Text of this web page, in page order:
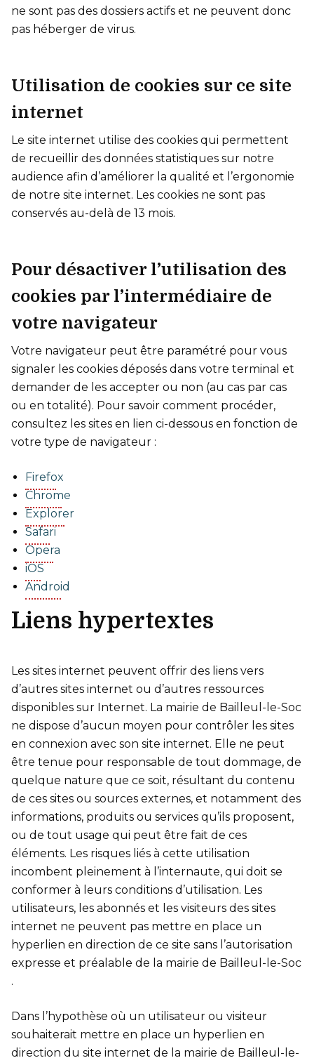
ne sont pas des dossiers actifs et ne peuvent donc
pas héberger de virus.
Utilisation de cookies sur ce site
internet
Le site internet utilise des cookies qui permettent
de recueillir des données statistiques sur notre
audience afin d’améliorer la qualité et l’ergonomie
de notre site internet. Les cookies ne sont pas
conservés au-delà de 13 mois.
Pour désactiver l’utilisation des
cookies par l’intermédiaire de
votre navigateur
Votre navigateur peut être paramétré pour vous
signaler les cookies déposés dans votre terminal et
demander de les accepter ou non (au cas par cas
ou en totalité). Pour savoir comment procéder,
consultez les sites en lien ci-dessous en fonction de
votre type de navigateur :
Firefox
Chrome
Explorer
Safari
Opera
iOS
Android
Liens hypertextes
Les sites internet peuvent offrir des liens vers
d’autres sites internet ou d’autres ressources
disponibles sur Internet. La mairie de Bailleul-le-Soc
ne dispose d’aucun moyen pour contrôler les sites
en connexion avec son site internet. Elle ne peut
être tenue pour responsable de tout dommage, de
quelque nature que ce soit, résultant du contenu
de ces sites ou sources externes, et notamment des
informations, produits ou services qu’ils proposent,
ou de tout usage qui peut être fait de ces
éléments. Les risques liés à cette utilisation
incombent pleinement à l’internaute, qui doit se
conformer à leurs conditions d’utilisation. Les
utilisateurs, les abonnés et les visiteurs des sites
internet ne peuvent pas mettre en place un
hyperlien en direction de ce site sans l’autorisation
expresse et préalable de la mairie de Bailleul-le-Soc
.
Dans l’hypothèse où un utilisateur ou visiteur
souhaiterait mettre en place un hyperlien en
direction du site internet de la mairie de Bailleul-le-